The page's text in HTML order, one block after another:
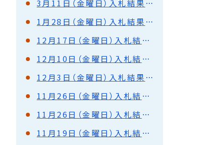
3月11日（金曜日）入札結果（都市建設部）
1月28日（金曜日）入札結果（都市建設部）
12月17日（金曜日）入札結果（都市建設部）
12月10日（金曜日）入札結果（都市建設部）
12月3日（金曜日）入札結果（都市建設部）
11月26日（金曜日）入札結果（港湾部）
11月26日（金曜日）入札結果（都市建設部）
11月19日（金曜日）入札結果（都市建設部）